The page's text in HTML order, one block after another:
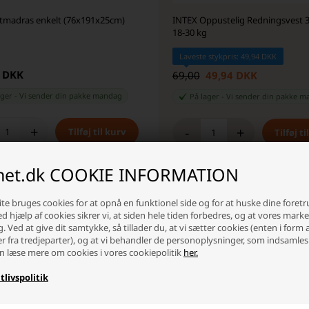
COOKIE INFORMATION
bruges cookies for at opnå en funktionel side og for at huske dine
hjælp af cookies sikrer vi, at siden hele tiden forbedres, og at vores
Ved at give dit samtykke, så tillader du, at vi sætter cookies (enten i form
fra tredjeparter), og at vi behandler de personoplysninger, som
læse mere om cookies i vores cookiepolitik her.
enkelt (76x191x25cm)
-Vi sender din pakke mandag
+
INTEX Oppustelig Redningsvest
18-30 kg
Laveste stykpris: 49,94 DKK
69,00 49,94 DKK
På lager Vi sender din pakke
- +
SKARP PRIS · SKARP PRIS - 21% SKARP PRIS · SKARP